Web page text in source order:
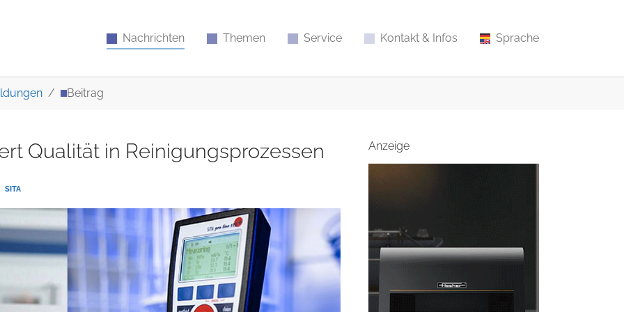
Nachrichten Themen Service Kontakt & Infos Sprache
Beitrag
Qualität in Reinigungsprozessen
SITA
Anzeige